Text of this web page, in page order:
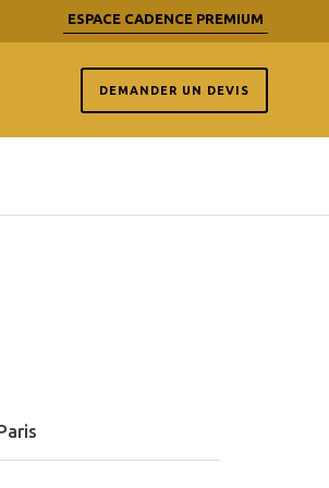
ESPACE CADENCE PREMIUM
DEMANDER UN DEVIS